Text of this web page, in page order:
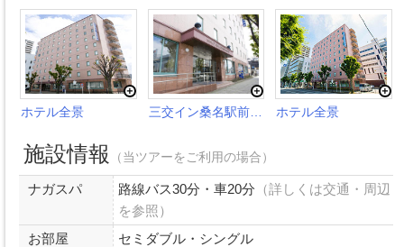
ホテル全景 三交イン桑名駅前玄関 ホテル全景
施設情報 （当ツアーをご利用の場合）
ナガスパ 路線バス30分・車20分 （詳しくは交通・周辺
を参照）
お部屋
セミダブル・シングル